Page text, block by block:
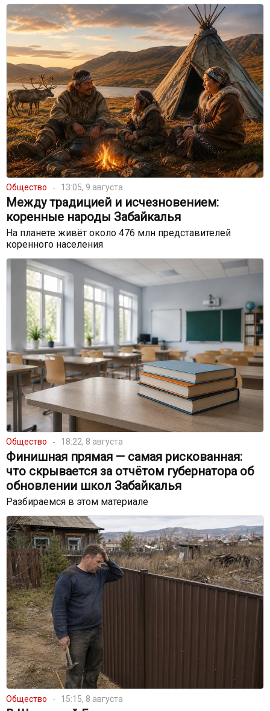
Общество 13:05, 9 августа
Между традицией и исчезновением:
коренные народы Забайкалья
На планете живёт около 476 млн представителей
коренного населения
Общество 18:22, 8 августа
Финишная прямая — самая рискованная:
что скрывается за отчётом губернатора об
обновлении школ Забайкалья
Разбираемся в этом материале
Общество 15:15, 8 августа